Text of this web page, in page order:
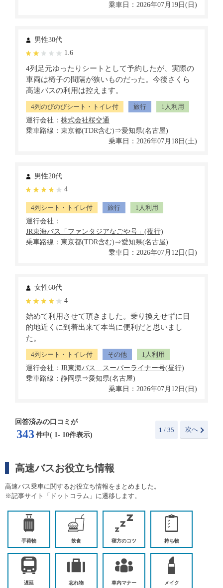
乗車日：2026年07月19日(日)
男性30代
1.6
4列足元ゆったりシートとして予約したが、実際の
車両は椅子の間隔が狭いものだった。今後さくら
高速バスの利用は控えます。
4列のびのびシート・トイレ付 旅行
1人利用
運行会社：
乗車路線：東京都(TDR含む)⇒愛知県(名古屋)
乗車日：2026年07月18日(土)
男性20代
4
4列シート・トイレ付 旅行
1人利用
運行会社：
乗車路線：東京都(TDR含む)⇒愛知県(名古屋)
乗車日：2026年07月12日(日)
女性60代
4
始めて利用させて頂きました。乗り換えせずに目
的地近くに到着出来て本当に便利だと思いまし
た。
4列シート・トイレ付 その他
1人利用
運行会社：
乗車路線：静岡県⇒愛知県(名古屋)
乗車日：2026年07月12日(日)
回答済みの口コミが
343 件中( 1 - 10件表示)
1 / 35 次へ
高速バスお役立ち情報
高速バス乗車に関するお役立ち情報をまとめました。
※記事サイト「ドットコラム」に遷移します。
手荷物 飲食 寝方のコツ 持ち物
遅延 忘れ物 車内マナー メイク